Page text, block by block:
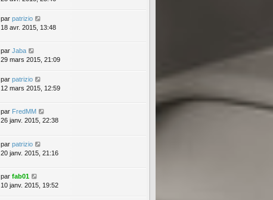
par patrizio
18 avr. 2015, 13:48
par Jaba
29 mars 2015, 21:09
par patrizio
12 mars 2015, 12:59
par FredMM
26 janv. 2015, 22:38
par patrizio
20 janv. 2015, 21:16
par fab01
10 janv. 2015, 19:52